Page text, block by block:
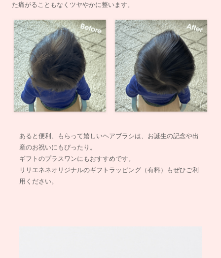
た痛がることもなくツヤやかに整います。
あると便利、もらって嬉しいヘアブラシは、お誕生の記念や出
産のお祝いにもぴったり。
ギフトのプラスワンにもおすすめです。
リリエネネオリジナルのギフトラッピング（有料）もぜひご利
用ください。